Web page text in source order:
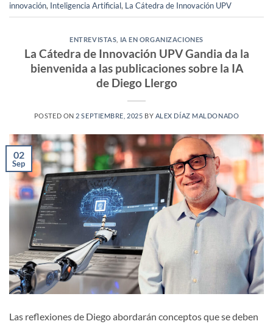
innovación, Inteligencia Artificial, La Cátedra de Innovación UPV
ENTREVISTAS IA EN ORGANIZACIONES
La Cátedra de Innovación UPV Gandia da la
bienvenida a las publicaciones sobre la IA
de Diego Llergo
POSTED ON 2 SEPTIEMBRE, 2025 BY ALEX DÍAZ MALDONADO
02
Sep
Las reflexiones de Diego abordarán conceptos que se deben